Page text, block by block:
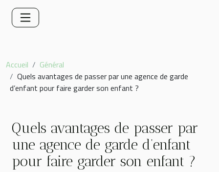
Accueil
Général
Quels avantages de passer par une agence de garde
d’enfant pour faire garder son enfant ?
Quels avantages de passer par
une agence de garde d’enfant
pour faire garder son enfant ?